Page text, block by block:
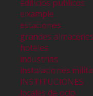
edificios publicos
eixample
estaciones
grandes almacenes
hoteles
industrias
instalaciones
INSTITUCIONES
locales de ocio